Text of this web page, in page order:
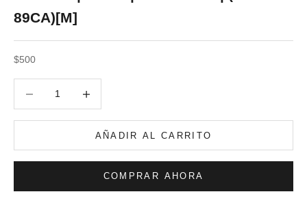
89CA)[M]
Precio de oferta
$500
AÑADIR AL CARRITO
COMPRAR AHORA